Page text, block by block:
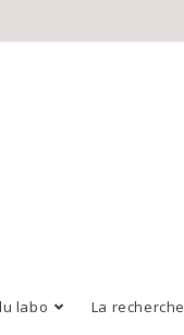
labo La recherche